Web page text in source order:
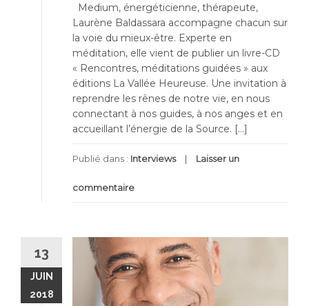
Medium, énergéticienne, thérapeute,
Laurène Baldassara accompagne chacun sur
la voie du mieux-être. Experte en
méditation, elle vient de publier un livre-CD
« Rencontres, méditations guidées » aux
éditions La Vallée Heureuse. Une invitation à
reprendre les rênes de notre vie, en nous
connectant à nos guides, à nos anges et en
accueillant l’énergie de la Source. […]
Publié dans : Interviews Laisser un
commentaire
13
JUIN
2018